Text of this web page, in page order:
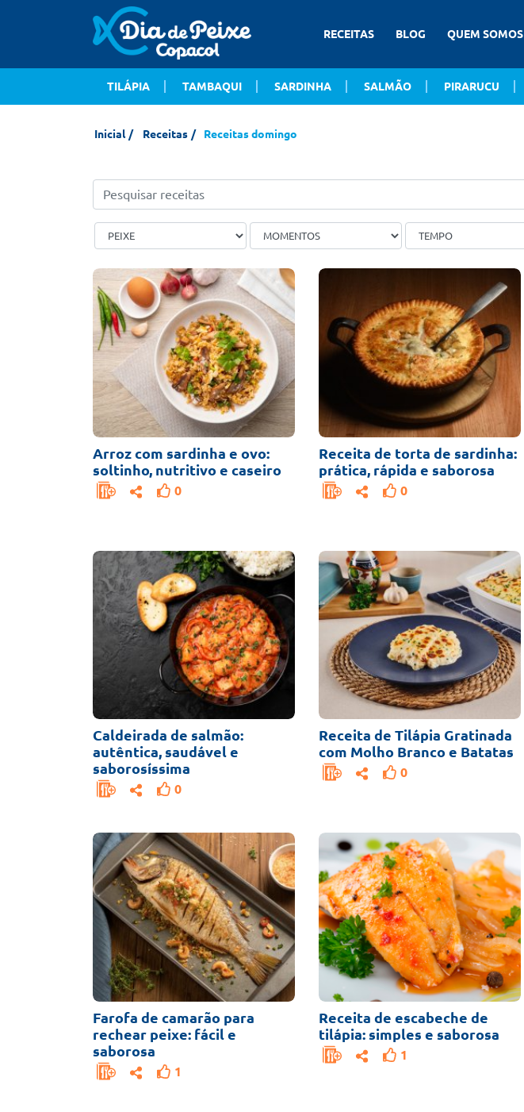
RECEITAS BLOG QUEM SOMOS
TILÁPIA TAMBAQUI SARDINHA SALMÃO PIRARUCU
Inicial Receitas Receitas domingo
Arroz com sardinha e ovo:
soltinho, nutritivo e caseiro
0
Receita de torta de sardinha:
prática, rápida e saborosa
0
Caldeirada de salmão:
autêntica, saudável e
saborosíssima
0
Receita de Tilápia Gratinada
com Molho Branco e Batatas
0
Farofa de camarão para
rechear peixe: fácil e
saborosa
1
Receita de escabeche de
tilápia: simples e saborosa
1